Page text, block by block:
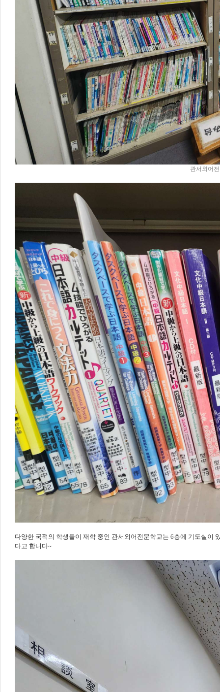
관서외어
다양한 국적의 학생들이 재학 중인 관서외어전문학교는 6층에 기도실이
다고 합니다~